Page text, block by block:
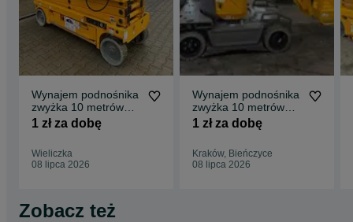
Wynajem podnośnika
zwyżka 10 metrów
HAULOTTE JLG
GENIE MANITOU
1 zł za dobę
Wieliczka
08 lipca 2026
Wynajem podnośnika
zwyżka 10 metrów
HAULOTTE STAR 10
1 zł za dobę
Kraków, Bieńczyce
08 lipca 2026
Zobacz też